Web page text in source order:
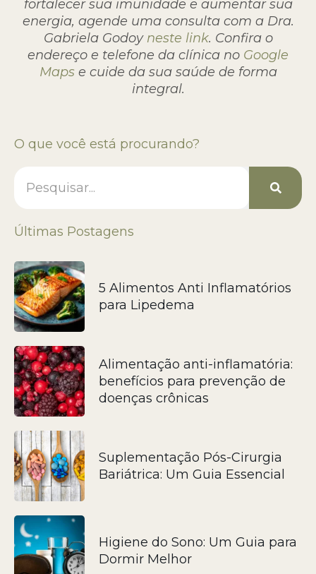
fortalecer sua imunidade e aumentar sua
energia, agende uma consulta com a Dra.
Gabriela Godoy neste link. Confira o
endereço e telefone da clínica no Google
Mapse cuide da sua saúde de forma
integral.
O que você está procurando?
Últimas Postagens
5 Alimentos Anti Inflamatórios
para Lipedema
Alimentação anti-inflamatória:
benefícios para prevenção de
doenças crônicas
Suplementação Pós-Cirurgia
Bariátrica: Um Guia Essencial
Higiene do Sono: Um Guia para
Dormir Melhor